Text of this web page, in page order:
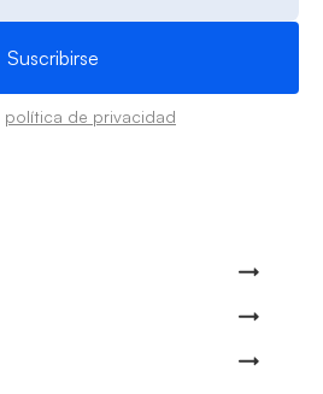
política de privacidad